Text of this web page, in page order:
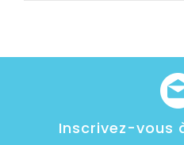
Inscrivez-vous